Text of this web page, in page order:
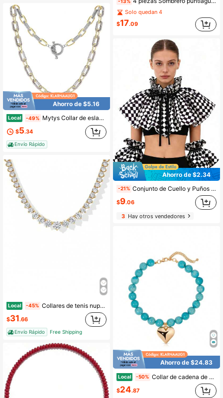
Ahorro de $5.16
Local -49% Mytys Collar de eslabones de clip de papel chapado en oro de 14K de dos tonos con cierre de palanca, cadena hueca de metal mixto, gargantilla de joyería para uso diario de mujeres (Edición con caja de regalo)
$5.34
Envío Rápido
Local -45% Collares de tenis nupciales chapados en oro de 14K - Collar de tenis de oro graduado con circonita cúbica - Joyería de boda de moda
$31.66
Envío Rápido Free Shipping
Solo quedan 4
$17.09
Ahorro de $2.34
-21% Conjunto de Cuello y Puños Desmontables con Volantes a Cuadros Blanco y Negro, Accesorio de Moda para Capas de Disfraz de Payaso Arlequín
$9.06
3Hay otros vendedores
Ahorro de $24.83
Local -50% Collar de cadena de clavícula con cuentas de ábaco de turquesa natural gruesa estilo europeo y americano con colgante de corazón grande
$24.87